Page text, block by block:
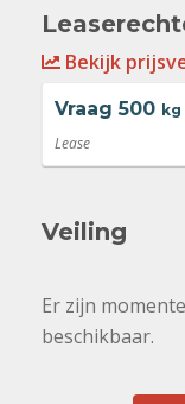
Bekijk
Vraag 500 kg
Lease
Veiling
Er zijn
beschikbaar.